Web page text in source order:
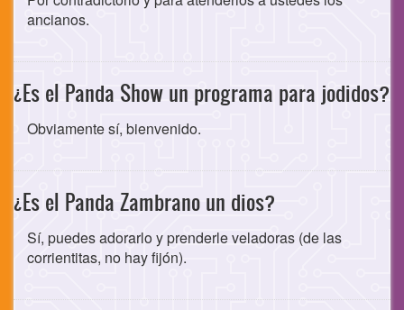
ancianos.
¿Es el Panda Show un programa para jodidos?
Obviamente sí, bienvenido.
¿Es el Panda Zambrano un dios?
Sí, puedes adorarlo y prenderle veladoras (de las
corrientitas, no hay fijón).